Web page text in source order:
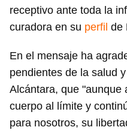
receptivo ante toda la
curadora en su perfil de
En el mensaje ha
pendientes de la salud
Alcántara, que "aunque
cuerpo al límite y
para nosotros, su